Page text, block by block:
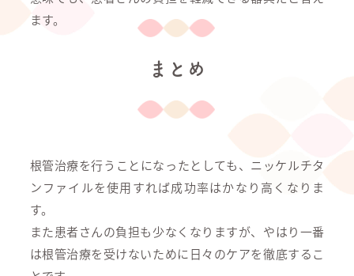
ます。
まとめ
根管治療を行うことになったとしても、ニッケルチタ
ンファイルを使用すれば成功率はかなり高くなりま
す。
また患者さんの負担も少なくなりますが、やはり一番
は根管治療を受けないために日々のケアを徹底するこ